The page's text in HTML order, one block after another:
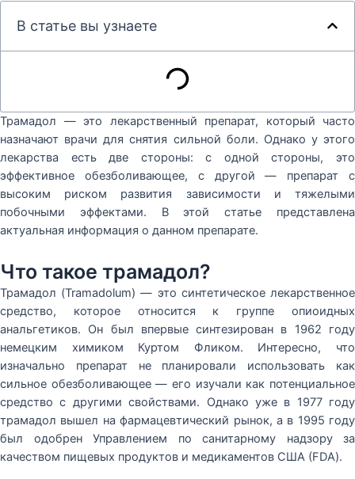
В статье вы узнаете
Трамадол — это лекарственный препарат, который часто
назначают врачи для снятия сильной боли. Однако у этого
лекарства есть две стороны: с одной стороны, это
эффективное обезболивающее, с другой — препарат с
высоким риском развития зависимости и тяжелыми
побочными эффектами. В этой статье представлена
актуальная информация о данном препарате.
Что такое трамадол?
Трамадол (Tramadolum) — это синтетическое лекарственное
средство, которое относится к группе опиоидных
анальгетиков. Он был впервые синтезирован в 1962 году
немецким химиком Куртом Фликом. Интересно, что
изначально препарат не планировали использовать как
сильное обезболивающее — его изучали как потенциальное
средство с другими свойствами. Однако уже в 1977 году
трамадол вышел на фармацевтический рынок, а в 1995 году
был одобрен Управлением по санитарному надзору за
качеством пищевых продуктов и медикаментов США (FDA).